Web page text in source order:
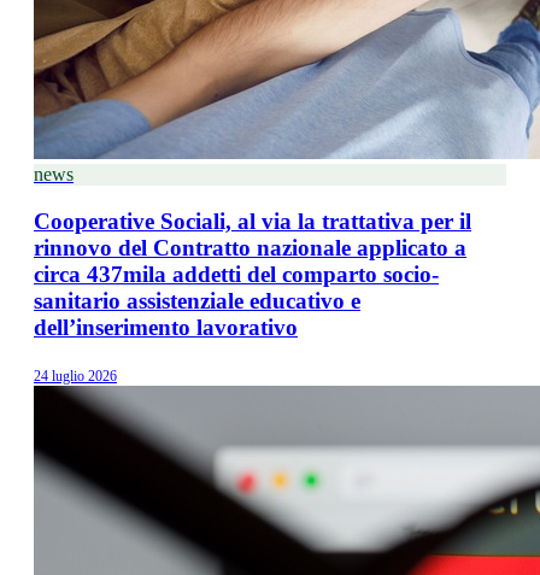
news
Cooperative Sociali, al via la trattativa per il
rinnovo del Contratto nazionale applicato a
circa 437mila addetti del comparto socio-
sanitario assistenziale educativo e
dell’inserimento lavorativo
24 luglio 2026